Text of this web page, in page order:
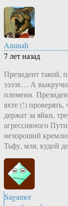
Anunah
7 лет назад
Президент такой,
ээээх… А
племени.
яхте (!)
держат за яйки,
агрессивного
нехороший
Тьфу, мля, кудой
Sagamor